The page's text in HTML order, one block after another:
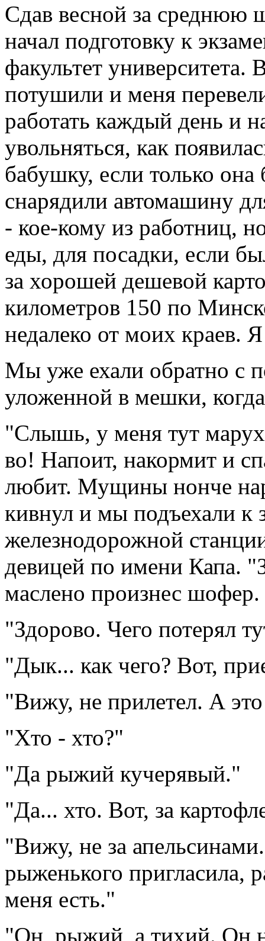
Сдав весной за среднюю
начал подготовку к
факультет университета.
потушили и меня
работать каждый день и
увольняться, как
бабушку, если только
снарядили автомашину
- кое-кому из работниц,
еды, для посадки, если
за хорошей дешевой
километров 150 по
недалеко от моих краев.
Мы уже ехали обратно с
уложенной в мешки,
"Слышь, у меня тут
во! Напоит, накормит и
любит. Мущины нонче
кивнул и мы подъехали к
железнодорожной
девицей по имени Капа.
маслено произнес шофер.
"Здорово. Чего потерял
"Дык... как чего? Вот,
"Вижу, не прилетел. А
"Хто - хто?"
"Да рыжий кучерявый."
"Да... хто. Вот, за
"Вижу, не за
рыженького пригласила,
меня есть."
"Он, рыжий, а тихий. Он